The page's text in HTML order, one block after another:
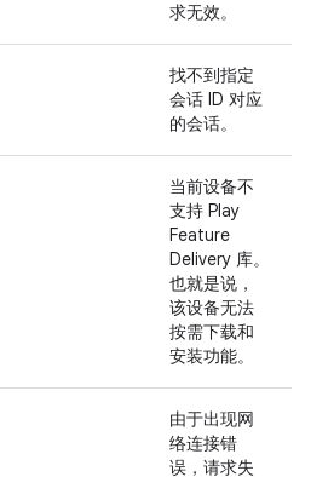
求无效。
找不到指定
会话 ID 对应
的会话。
当前设备不
支持 Play
Feature
Delivery 库。
也就是说，
该设备无法
按需下载和
安装功能。
由于出现网
络连接错
误，请求失